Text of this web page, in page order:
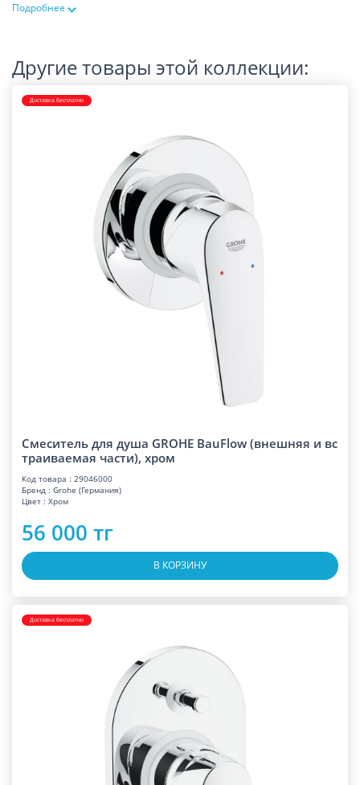
Подробнее
Другие товары этой коллекции:
Доставка бесплатно
Смеситель для душа GROHE BauFlow (внешняя и вс
траиваемая части), хром
Код товара : 29046000
Бренд : Grohe (Германия)
Цвет : Хром
56 000 тг
В КОРЗИНУ
Доставка бесплатно